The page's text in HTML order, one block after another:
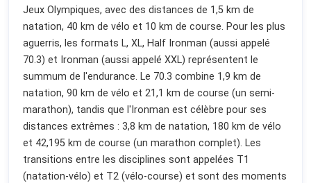
Jeux Olympiques, avec des distances de 1,5 km de
natation, 40 km de vélo et 10 km de course. Pour les plus
aguerris, les formats L, XL, Half Ironman (aussi appelé
70.3) et Ironman (aussi appelé XXL) représentent le
summum de l'endurance. Le 70.3 combine 1,9 km de
natation, 90 km de vélo et 21,1 km de course (un semi-
marathon), tandis que l'Ironman est célèbre pour ses
distances extrêmes : 3,8 km de natation, 180 km de vélo
et 42,195 km de course (un marathon complet). Les
transitions entre les disciplines sont appelées T1
(natation-vélo) et T2 (vélo-course) et sont des moments